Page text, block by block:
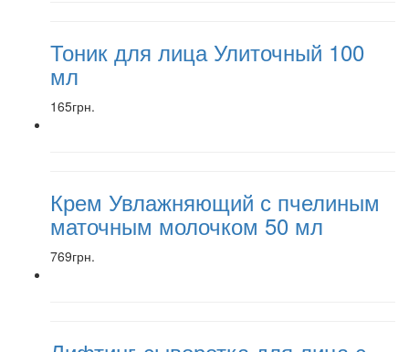
Тоник для лица Улиточный 100
мл
165грн.
Крем Увлажняющий с пчелиным
маточным молочком 50 мл
769грн.